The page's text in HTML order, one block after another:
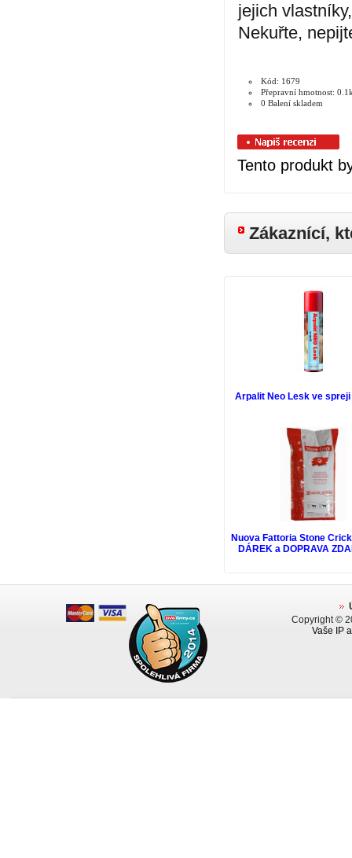
jejich
Nekuřte,
Kód: 1679
Přepravní hmotnost:
0 Balení skladem
Tento produkt
Zákaznící,
Arpalit Neo Lesk ve spreji
Nuova Fattoria Stone
DÁREK a DOPRAVA
Copyright ©
Vaše IP